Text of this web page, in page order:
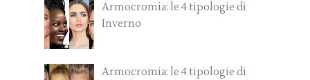
Armocromia: le 4 tipologie di
Inverno
Armocromia: le 4 tipologie di